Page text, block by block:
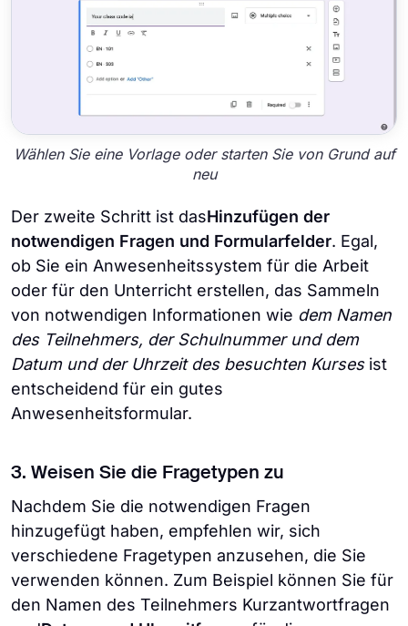
Wählen Sie eine Vorlage oder starten Sie von Grund auf
neu
Der zweite Schritt ist dasHinzufügen der
notwendigen Fragen und Formularfelder. Egal,
ob Sie ein Anwesenheitssystem für die Arbeit
oder für den Unterricht erstellen, das Sammeln
von notwendigen Informationen wie dem Namen
des Teilnehmers, der Schulnummer und dem
Datum und der Uhrzeit des besuchten Kursesist
entscheidend für ein gutes
Anwesenheitsformular.
3. Weisen Sie die Fragetypen zu
Nachdem Sie die notwendigen Fragen
hinzugefügt haben, empfehlen wir, sich
verschiedene Fragetypen anzusehen, die Sie
verwenden können. Zum Beispiel können Sie für
den Namen des Teilnehmers Kurzantwortfragen